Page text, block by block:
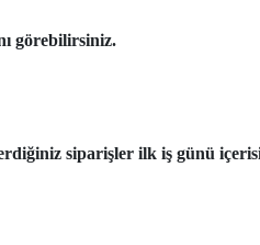
görebilirsiniz.
siparişler ilk iş günü